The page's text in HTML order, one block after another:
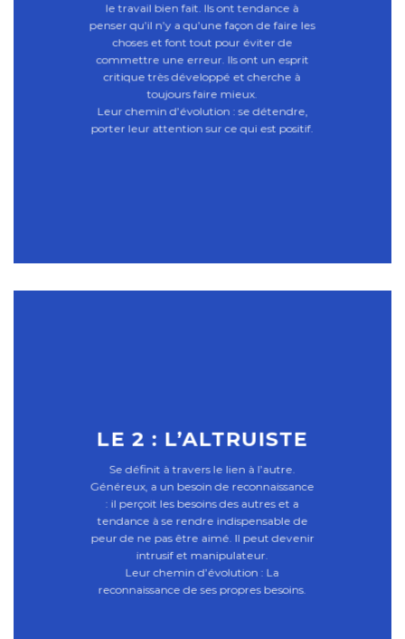
le travail bien fait. Ils ont tendance à
penser qu’il n’y a qu’une façon de faire les
choses et font tout pour éviter de
commettre une erreur. Ils ont un esprit
critique très développé et cherche à
toujours faire mieux.
Leur chemin d’évolution : se détendre,
porter leur attention sur ce qui est positif.
LE 2 : L’ALTRUISTE
Se définit à travers le lien à l’autre.
Généreux, a un besoin de reconnaissance
: il perçoit les besoins des autres et a
tendance à se rendre indispensable de
peur de ne pas être aimé. Il peut devenir
intrusif et manipulateur.
Leur chemin d’évolution : La
reconnaissance de ses propres besoins.